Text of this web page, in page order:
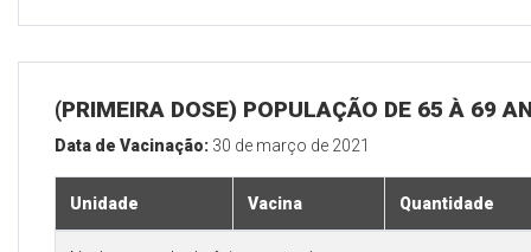
(PRIMEIRA DOSE) POPULAÇÃO DE 65 À 69
Data de Vacinação: 30 de março de 2021
Unidade Vacina Quantidade